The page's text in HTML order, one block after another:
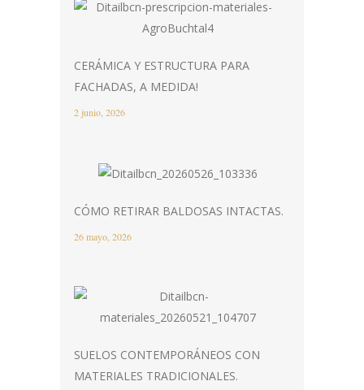
CERÁMICA Y ESTRUCTURA PARA
FACHADAS, A MEDIDA!
2 junio, 2026
CÓMO RETIRAR BALDOSAS INTACTAS.
26 mayo, 2026
SUELOS CONTEMPORÁNEOS CON
MATERIALES TRADICIONALES.